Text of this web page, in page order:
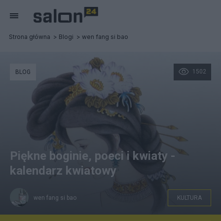
Strona główna Blogi wen fang si bao
1502
BLOG
Piękne boginie, poeci i kwiaty -
kalendarz kwiatowy
wen fang si bao KULTURA